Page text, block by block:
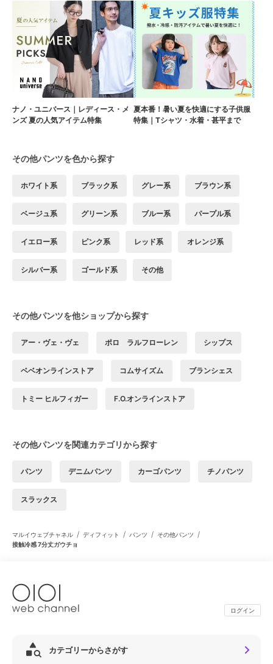
ナノ・ユニバース｜レディース・メ
ンズ 夏の人気アイテム特集
夏本番！暑い夏を快適にする子供服
特集｜Tシャツ・水着・甚平まで
その他パンツを色から探す
ホワイト系 ブラック系 グレー系 ブラウン系
ベージュ系 グリーン系 ブルー系 パープル系
イエロー系 ピンク系 レッド系 オレンジ系
シルバー系 ゴールド系 その他
その他パンツを他ショップから探す
アー・ヴェ・ヴェ ポロ ラルフローレン シップス
ベベオンラインストア コムサイズム ブランシェス
トミー ヒルフィガー F.O.オンラインストア
その他パンツを関連カテゴリから探す
パンツ デニムパンツ カーゴパンツ チノパンツ
スラックス
マルイウェブチャネル / ディフィット / パンツ / その他パンツ /
接触冷感 7分丈ガウチョ
ログイン
カテゴリーからさがす